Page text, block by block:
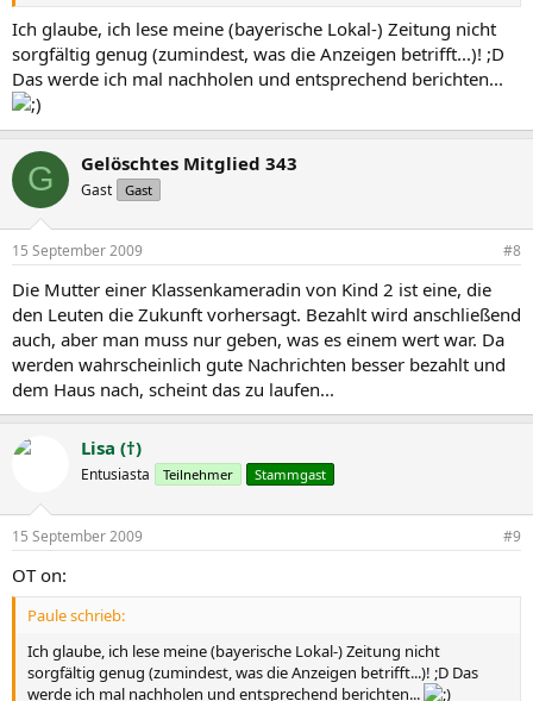
Ich glaube, ich lese meine (bayerische Lokal-) Zeitung nicht
sorgfältig genug (zumindest, was die Anzeigen betrifft...)! ;D
Das werde ich mal nachholen und entsprechend berichten...
G Gelöschtes Mitglied 343
Gast Gast
15 September 2009 #8
Die Mutter einer Klassenkameradin von Kind 2 ist eine, die
den Leuten die Zukunft vorhersagt. Bezahlt wird anschließend
auch, aber man muss nur geben, was es einem wert war. Da
werden wahrscheinlich gute Nachrichten besser bezahlt und
dem Haus nach, scheint das zu laufen...
Lisa (†)
Entusiasta Teilnehmer Stammgast
15 September 2009 #9
OT on:
Paule schrieb:
Ich glaube, ich lese meine (bayerische Lokal-) Zeitung nicht
sorgfältig genug (zumindest, was die Anzeigen betrifft...)! ;D Das
werde ich mal nachholen und entsprechend berichten...